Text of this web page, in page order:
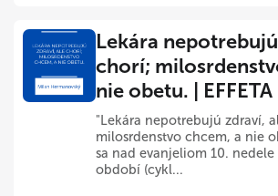
Lekára
chorí;
nie obetu. | EFFETA
"Lekára nepotrebujú zdraví,
milosrdenstvo chcem, a nie
sa nad evanjeliom 10.
období (cykl...